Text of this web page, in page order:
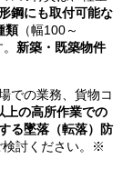
鋼にも取付可能な
類 （幅100～
新築・既築物件
での業務、貨物コ
上の高所作業での
る墜落（転落）防
検討ください。※